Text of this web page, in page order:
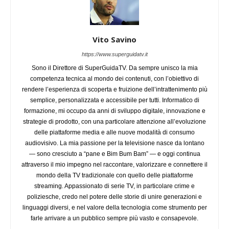
Vito Savino
https://www.superguidatv.it
Sono il Direttore di SuperGuidaTV. Da sempre unisco la mia
competenza tecnica al mondo dei contenuti, con l’obiettivo di
rendere l’esperienza di scoperta e fruizione dell’intrattenimento più
semplice, personalizzata e accessibile per tutti. Informatico di
formazione, mi occupo da anni di sviluppo digitale, innovazione e
strategie di prodotto, con una particolare attenzione all’evoluzione
delle piattaforme media e alle nuove modalità di consumo
audiovisivo. La mia passione per la televisione nasce da lontano
— sono cresciuto a “pane e Bim Bum Bam” — e oggi continua
attraverso il mio impegno nel raccontare, valorizzare e connettere il
mondo della TV tradizionale con quello delle piattaforme
streaming. Appassionato di serie TV, in particolare crime e
poliziesche, credo nel potere delle storie di unire generazioni e
linguaggi diversi, e nel valore della tecnologia come strumento per
farle arrivare a un pubblico sempre più vasto e consapevole.